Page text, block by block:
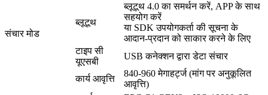
संचार मोड
ब्लूटूथ
ब्लूटूथ 4.0 का समर्थन करें, APP के साथ
सहयोग करें
या SDK उपयोगकर्ता की सूचना के
आदान-प्रदान को साकार करने के लिए
टाइप सी
यूएसबी
USB कनेक्शन द्वारा डेटा संचार
कार्य आवृत्ति
840-960 मेगाहर्ट्ज (मांग पर अनुकूलित
आवृत्ति)